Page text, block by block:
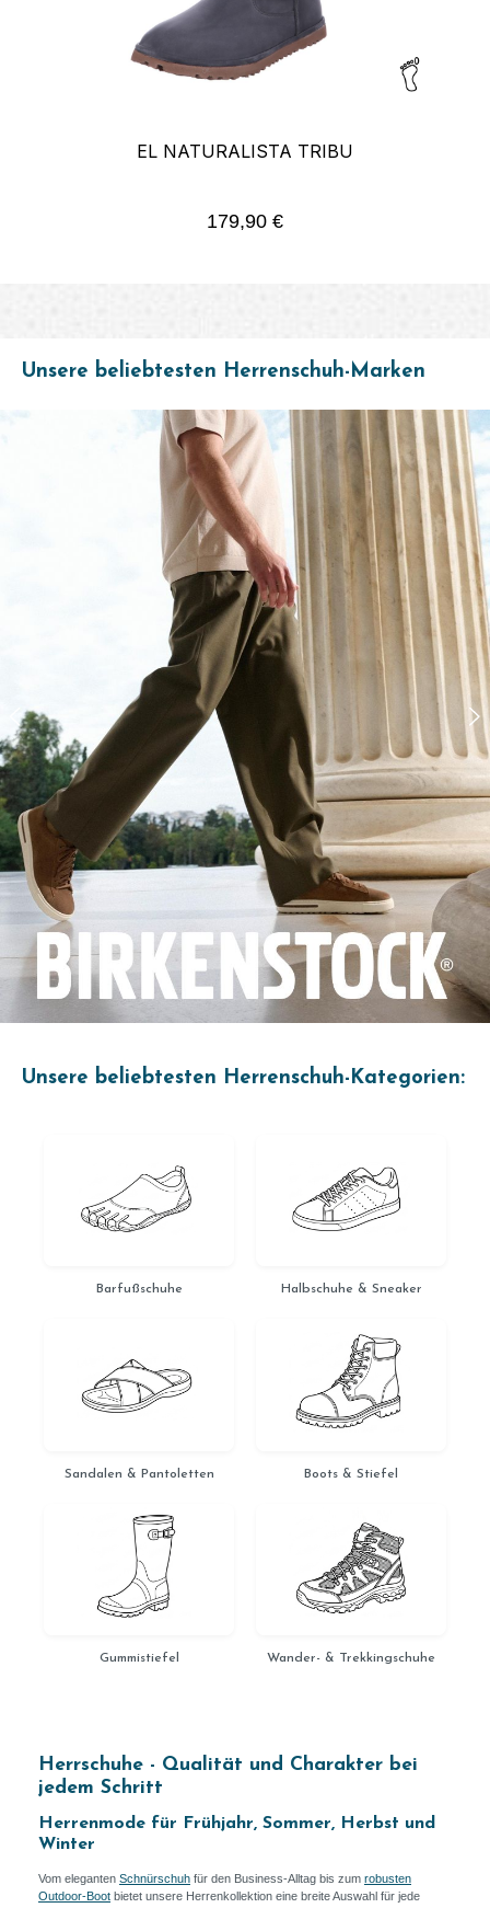
EL NATURALISTA TRIBU
Regulärer Preis:
179,90 €
Unsere beliebtesten Herrenschuh-Marken
Unsere beliebtesten Herrenschuh-Kategorien:
Barfußschuhe Halbschuhe & Sneaker
Sandalen & Pantoletten Boots & Stiefel
Gummistiefel Wander- & Trekkingschuhe
Herrschuhe - Qualität und Charakter bei
jedem Schritt
Herrenmode für Frühjahr, Sommer, Herbst und
Winter
Vom eleganten Schnürschuh für den Business-Alltag bis zum robusten
Outdoor-Boot bietet unsere Herrenkollektion eine breite Auswahl für jede